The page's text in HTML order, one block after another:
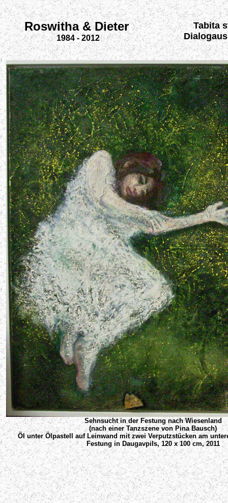
Roswitha & Dieter
1984 - 2012
Tabita
Sehnsucht in der Festung nach Wiesenland
(nach einer Tanzszene von Pina Bausch)
Öl unter Ölpastell auf Leinwand mit zwei Verputzstücken am
Festung in Daugavpils, 120 x 100 cm, 2011